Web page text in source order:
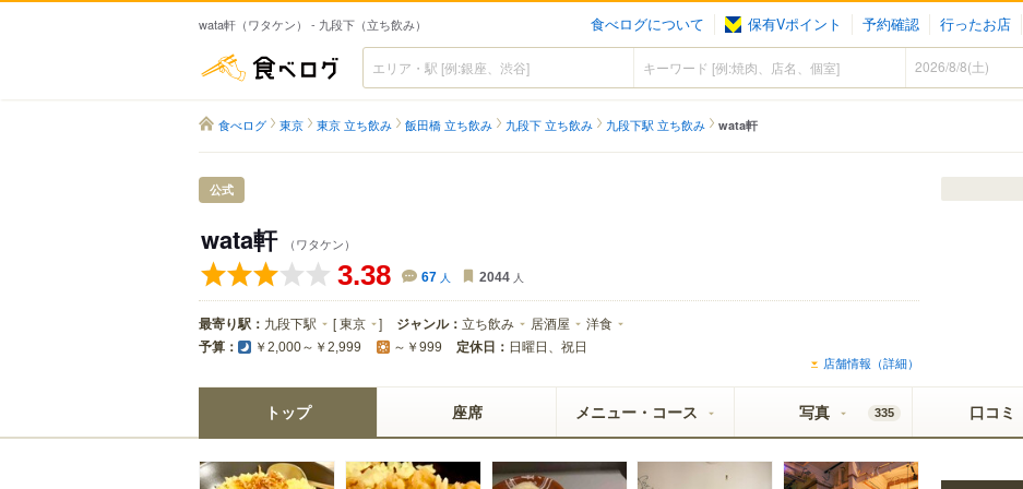
wata軒（ワタケン） - 九段下（立ち飲み） 食べログについて 保有Vポイント 予約確認 行ったお店
食べログ
食べログ 東京 東京 立ち飲み 飯田橋 立ち飲み 九段下 立ち飲み 九段下駅 立ち飲み wata軒
公式
wata軒 （ワタケン）
3.38 67 人 2044 人
最寄り駅： 九段下駅 [東京 ] ジャンル： 立ち飲み 居酒屋 洋食
予算： ￥2,000～￥2,999 ～￥999 定休日： 日曜日、祝日
店舗情報（詳細）
トップ 座席 メニュー・コース 写真 335 口コミ